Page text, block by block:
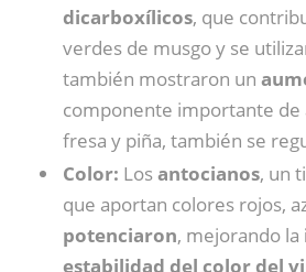
dicarboxílicos, que
verdes de musgo y se
también mostraron un
componente importante de
fresa y piña, también se
Color: Losantocianos, un
que aportan colores rojos,
potenciaron, mejorando la
estabilidad del color del